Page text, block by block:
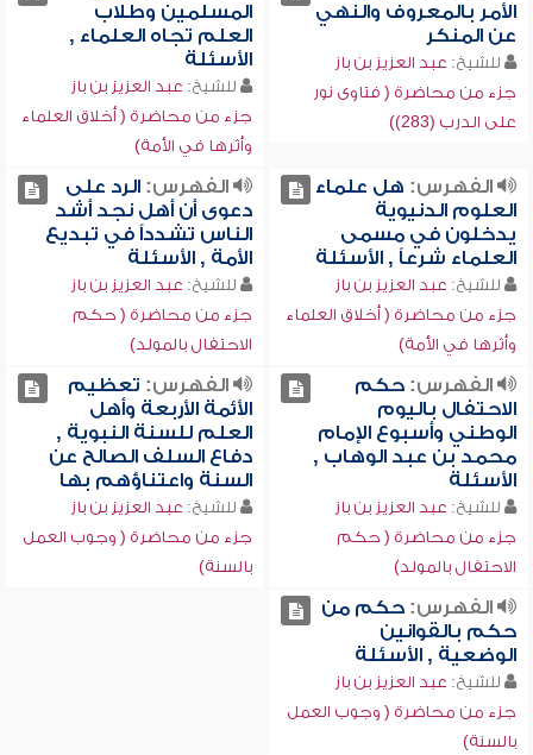
الأمر بالمعروف والنهي
عن المنكر
للشيخ: عبد العزيز بن باز
جزء من محاضرة ( فتاوى نور
على الدرب (283))
المسلمين وطلاب
العلم تجاه العلماء ,
الأسئلة
للشيخ: عبد العزيز بن باز
جزء من محاضرة ( أخلاق العلماء
وأثرها في الأمة)
الفهرس: هل علماء
العلوم الدنيوية
يدخلون في مسمى
العلماء شرعاً , الأسئلة
للشيخ: عبد العزيز بن باز
جزء من محاضرة ( أخلاق العلماء
وأثرها في الأمة)
الفهرس:الرد على
دعوى أن أهل نجد أشد
الناس تشدداً في تبديع
الأمة , الأسئلة
للشيخ: عبد العزيز بن باز
جزء من محاضرة ( حكم
الاحتفال بالمولد)
الفهرس:حكم
الاحتفال باليوم
الوطني وأسبوع الإمام
محمد بن عبد الوهاب ,
الأسئلة
للشيخ: عبد العزيز بن باز
جزء من محاضرة ( حكم
الاحتفال بالمولد)
الفهرس: تعظيم
الأئمة الأربعة وأهل
العلم للسنة النبوية ,
دفاع السلف الصالح عن
السنة واعتناؤهم بها
للشيخ: عبد العزيز بن باز
جزء من محاضرة ( وجوب العمل
بالسنة)
الفهرس:حكم من
حكم بالقوانين
الوضعية , الأسئلة
للشيخ: عبد العزيز بن باز
جزء من محاضرة ( وجوب العمل
بالسنة)